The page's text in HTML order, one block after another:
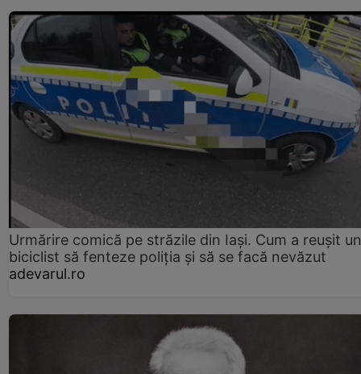
Urmărire comică pe străzile din Iași. Cum a reușit un
biciclist să fenteze poliția și să se facă nevăzut
adevarul.ro